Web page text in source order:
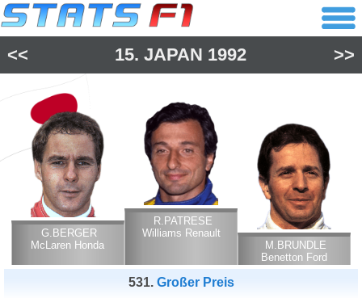
<< 15.JAPAN 1992 >>
G.BERGER
McLaren Honda
R.PATRESE
Williams Renault
M.BRUNDLE
Benetton Ford
Cosworth
531. Großer Preis